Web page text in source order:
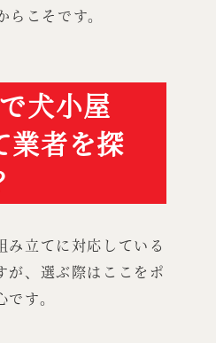
こそです。
犬小屋
業者を探
み立てに対応している
が、選ぶ際はここをポ
す。